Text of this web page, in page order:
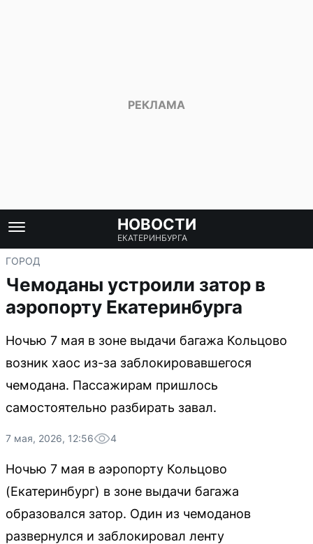
НОВОСТИ
ЕКАТЕРИНБУРГА
ГОРОД
Чемоданы устроили затор в
аэропорту Екатеринбурга
Ночью 7 мая в зоне выдачи багажа Кольцово
возник хаос из-за заблокировавшегося
чемодана. Пассажирам пришлось
самостоятельно разбирать завал.
7 мая, 2026, 12:56 4
Ночью 7 мая в аэропорту Кольцово
(Екатеринбург) в зоне выдачи багажа
образовался затор. Один из чемоданов
развернулся и заблокировал ленту